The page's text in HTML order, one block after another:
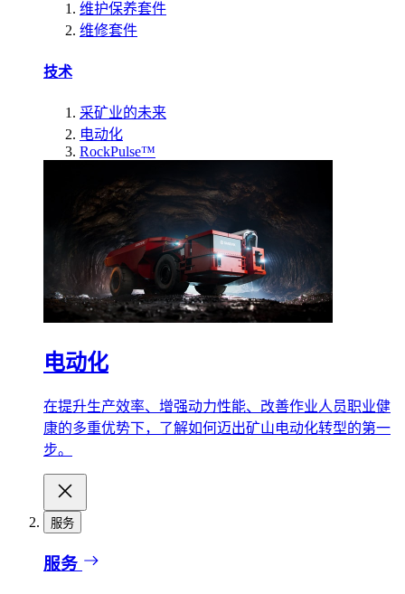
维护保养套件
维修套件
技术
采矿业的未来
电动化
RockPulse™
电动化
在提升生产效率、增强动力性能、改善作业人员职业健
康的多重优势下，了解如何迈出矿山电动化转型的第一
步。
服务
服务